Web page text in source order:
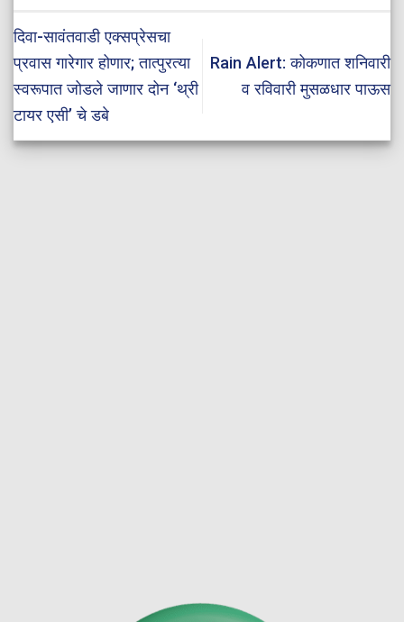
दिवा-सावंतवाडी एक्सप्रेसचा
प्रवास गारेगार होणार; तात्पुरत्या
स्वरूपात जोडले जाणार दोन ‘थ्री
टायर एसी’ चे डबे
Rain Alert: कोकणात शनिवारी
व रविवारी मुसळधार पाऊस